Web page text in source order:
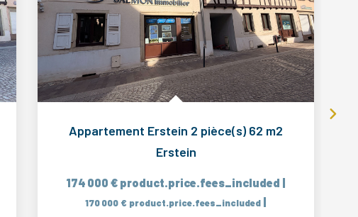
Appartement Erstein 2 pièce(s) 62 m2
Erstein
174 000 € product.price.fees_included |
170 000 € product.price.fees_included |